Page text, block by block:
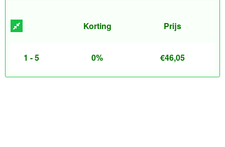
Korting Prijs
1 - 5 0% €46,05